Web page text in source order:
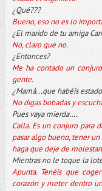
¿Qué???
Bueno, eso no es lo
¿El marido de tu amiga
No, claro que no.
¿Entonces?
Me ha contado un
gente.
¿Mamá...que habéis
No digas bobadas y
Pues vaya mierda….
Calla. Es un conjuro para
pasar algo bueno, tener
haga que deje de
Mientras no le toque la
Apunta. Tenéis que
corazón y meter dentro